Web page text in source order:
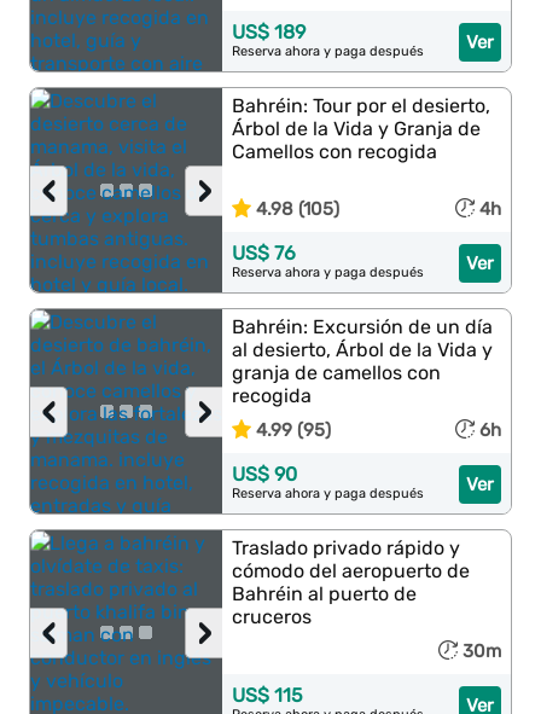
Ver
US$ 189
Reserva ahora y paga después
›
‹
Bahréin: Tour por el desierto,
Árbol de la Vida y Granja de
Camellos con recogida
4.98 (105) 4h
Ver
US$ 76
Reserva ahora y paga después
›
‹
Bahréin: Excursión de un día
al desierto, Árbol de la Vida y
granja de camellos con
recogida
4.99 (95) 6h
Ver
US$ 90
Reserva ahora y paga después
›
‹
Traslado privado rápido y
cómodo del aeropuerto de
Bahréin al puerto de
cruceros
30m
Ver
US$ 115